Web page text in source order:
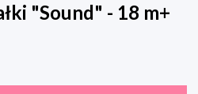
"Sound" - 18 m+